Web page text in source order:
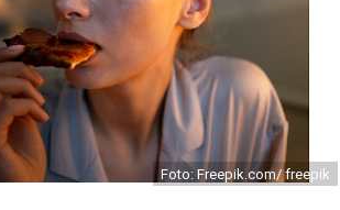
Foto: Freepik.com/ freepik